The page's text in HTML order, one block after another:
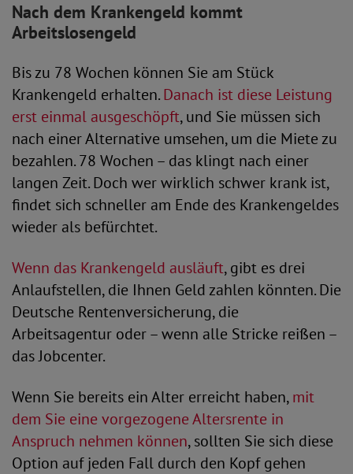
Nach dem Krankengeld kommt
Arbeitslosengeld
Bis zu 78 Wochen können Sie am Stück
Krankengeld erhalten.Danach ist diese Leistung
erst einmal ausgeschöpft, und Sie müssen sich
nach einer Alternative umsehen, um die Miete zu
bezahlen. 78 Wochen – das klingt nach einer
langen Zeit. Doch wer wirklich schwer krank ist,
findet sich schneller am Ende des Krankengeldes
wieder als befürchtet.
Wenn das Krankengeld ausläuft, gibt es drei
Anlaufstellen, die Ihnen Geld zahlen könnten. Die
Deutsche Rentenversicherung, die
Arbeitsagentur oder – wenn alle Stricke reißen –
das Jobcenter.
Wenn Sie bereits ein Alter erreicht haben,mit
dem Sie eine vorgezogene Altersrente in
Anspruch nehmen können, sollten Sie sich diese
Option auf jeden Fall durch den Kopf gehen